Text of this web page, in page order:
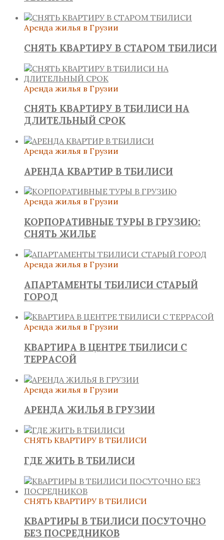
Аренда жилья в Грузии
СНЯТЬ КВАРТИРУ В СТАРОМ ТБИЛИСИ
Аренда жилья в Грузии
СНЯТЬ КВАРТИРУ В ТБИЛИСИ НА
ДЛИТЕЛЬНЫЙ СРОК
Аренда жилья в Грузии
АРЕНДА КВАРТИР В ТБИЛИСИ
Аренда жилья в Грузии
КОРПОРАТИВНЫЕ ТУРЫ В ГРУЗИЮ:
СНЯТЬ ЖИЛЬЕ
Аренда жилья в Грузии
АПАРТАМЕНТЫ ТБИЛИСИ СТАРЫЙ
ГОРОД
Аренда жилья в Грузии
КВАРТИРА В ЦЕНТРЕ ТБИЛИСИ С
ТЕРРАСОЙ
Аренда жилья в Грузии
АРЕНДА ЖИЛЬЯ В ГРУЗИИ
СНЯТЬ КВАРТИРУ В ТБИЛИСИ
ГДЕ ЖИТЬ В ТБИЛИСИ
СНЯТЬ КВАРТИРУ В ТБИЛИСИ
КВАРТИРЫ В ТБИЛИСИ ПОСУТОЧНО
БЕЗ ПОСРЕДНИКОВ